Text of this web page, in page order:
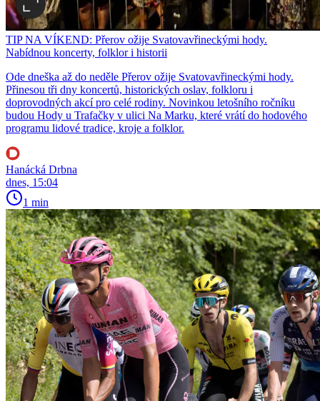
TIP NA VÍKEND: Přerov ožije Svatovavřineckými hody.
Nabídnou koncerty, folklor i historii
Ode dneška až do neděle Přerov ožije Svatovavřineckými hody.
Přinesou tři dny koncertů, historických oslav, folkloru i
doprovodných akcí pro celé rodiny. Novinkou letošního ročníku
budou Hody u Trafačky v ulici Na Marku, které vrátí do hodového
programu lidové tradice, kroje a folklor.
Hanácká Drbna
dnes, 15:04
1 min